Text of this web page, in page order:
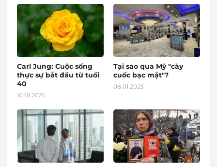
Carl Jung: Cuộc sống
thực sự bắt đầu từ tuổi
40
10.01.2025
Tại sao qua Mỹ "cày
cuốc bạc mặt"?
08.01.2025